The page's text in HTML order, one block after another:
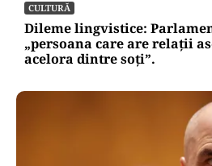
CULTURĂ
Dileme lingvistice:
„persoana care are relații
acelora dintre soți”.